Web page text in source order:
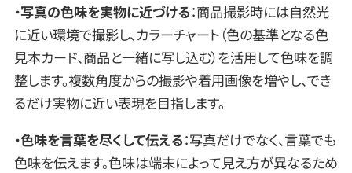
・写真の色味を実物に近づける：商品撮影時には自然光
に近い環境で撮影し、カラーチャート（色の基準となる色
見本カード、商品と一緒に写し込む）を活用して色味を調
整します。複数角度からの撮影や着用画像を増やし、でき
るだけ実物に近い表現を目指します。
・色味を言葉を尽くして伝える：写真だけでなく、言葉でも
色味を伝えます。色味は端末によって見え方が異なるため